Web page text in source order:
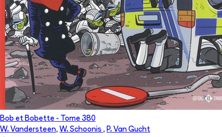
Bob et Bobette - Tome 380
W. Vandersteen, W. Schoonis , P. Van Gucht